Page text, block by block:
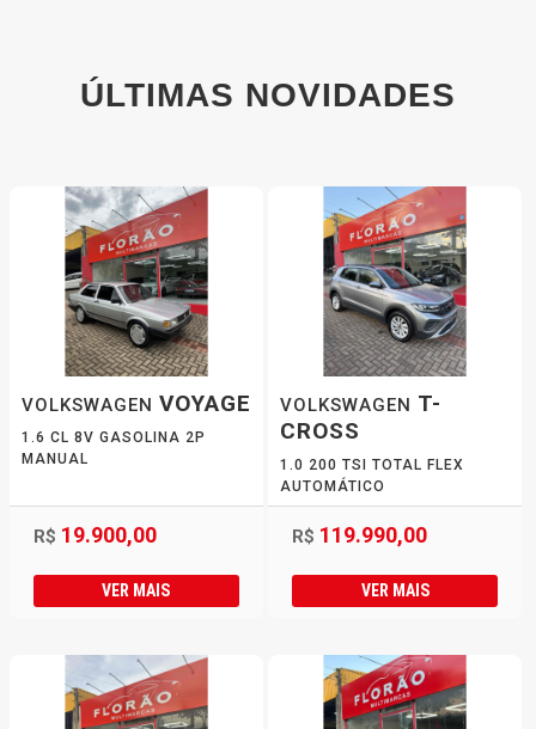
ÚLTIMAS NOVIDADES
VOLKSWAGEN VOYAGE
1.6 CL 8V GASOLINA 2P
MANUAL
R$ 19.900,00
VER MAIS
VOLKSWAGEN T-
CROSS
1.0 200 TSI TOTAL FLEX
AUTOMÁTICO
R$ 119.990,00
VER MAIS